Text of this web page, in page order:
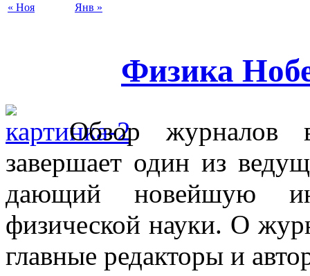
« Ноя Янв »
Физика
Обзор журналов
завершает один из
дающий новейшую
физической науки. О
главные редакторы и